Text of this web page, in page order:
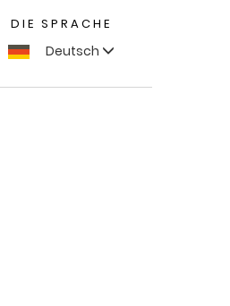
DIE SPRACHE
Deutsch